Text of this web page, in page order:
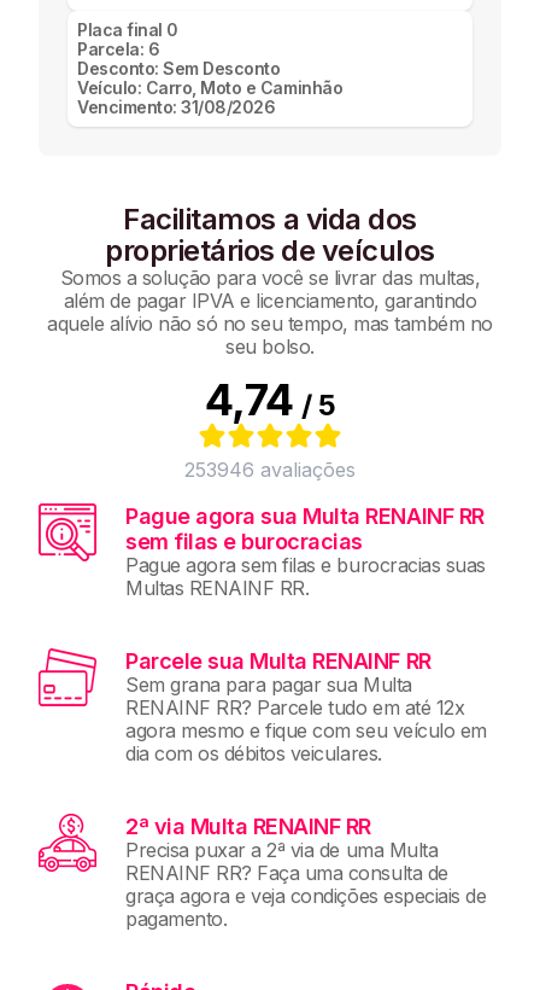
Placa final 0
Parcela: 6
Desconto:Sem Desconto
Veículo: Carro, Moto e Caminhão
Vencimento:31/08/2026
Facilitamos a vida dos
proprietários de veículos
Somos a solução para você se livrar das multas,
além de pagar IPVA e licenciamento, garantindo
aquele alívio não só no seu tempo, mas também no
seu bolso.
4,74 / 5
253946 avaliações
Pague agora sua Multa RENAINF RR
sem filas e burocracias
Pague agora sem filas e burocracias suas
Multas RENAINF RR.
Parcele sua Multa RENAINF RR
Sem grana para pagar sua Multa
RENAINF RR? Parcele tudo em até 12x
agora mesmo e fique com seu veículo em
dia com os débitos veiculares.
2ª via Multa RENAINF RR
Precisa puxar a 2ª via de uma Multa
RENAINF RR? Faça uma consulta de
graça agora e veja condições especiais de
pagamento.